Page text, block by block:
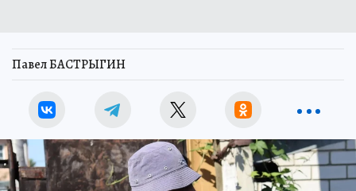
Павел БАСТРЫГИН